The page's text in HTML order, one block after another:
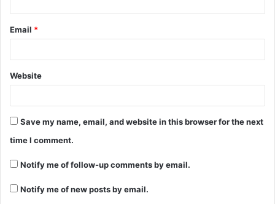
Email *
Website
Save my name, email, and website in this browser for the next
time I comment.
Notify me of follow-up comments by email.
Notify me of new posts by email.